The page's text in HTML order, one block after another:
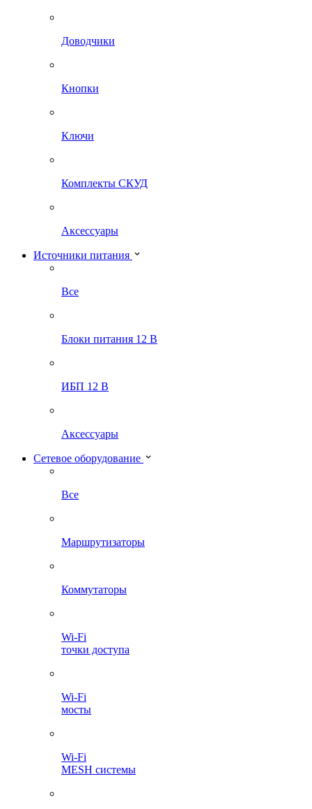
Доводчики
Кнопки
Ключи
Комплекты СКУД
Аксессуары
Источники питания
Все
Блоки питания 12 В
ИБП 12 В
Аксессуары
Сетевое оборудование
Все
Маршрутизаторы
Коммутаторы
Wi-Fi
точки доступа
Wi-Fi
мосты
Wi-Fi
MESH системы